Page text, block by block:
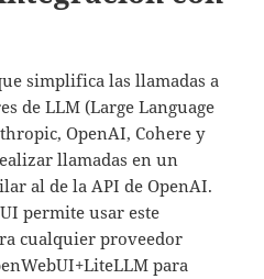
simplifica las llamadas a
de LLM (Large Language
OpenAI, Cohere y
llamadas en un
al de la API de OpenAI.
permite usar este
cualquier proveedor
para